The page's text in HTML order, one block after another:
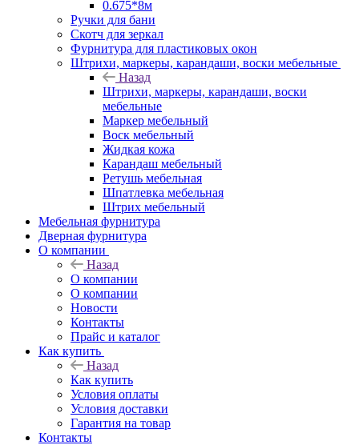
0.675*8м
Ручки для бани
Скотч для зеркал
Фурнитура для пластиковых окон
Штрихи, маркеры, карандаши, воски мебельные
Назад
Штрихи, маркеры, карандаши, воски
мебельные
Маркер мебельный
Воск мебельный
Жидкая кожа
Карандаш мебельный
Ретушь мебельная
Шпатлевка мебельная
Штрих мебельный
Мебельная фурнитура
Дверная фурнитура
О компании
Назад
О компании
О компании
Новости
Контакты
Прайс и каталог
Как купить
Назад
Как купить
Условия оплаты
Условия доставки
Гарантия на товар
Контакты